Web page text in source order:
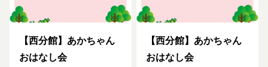
【西分館】あかちゃん
おはなし会
【西分館】あかちゃん
おはなし会